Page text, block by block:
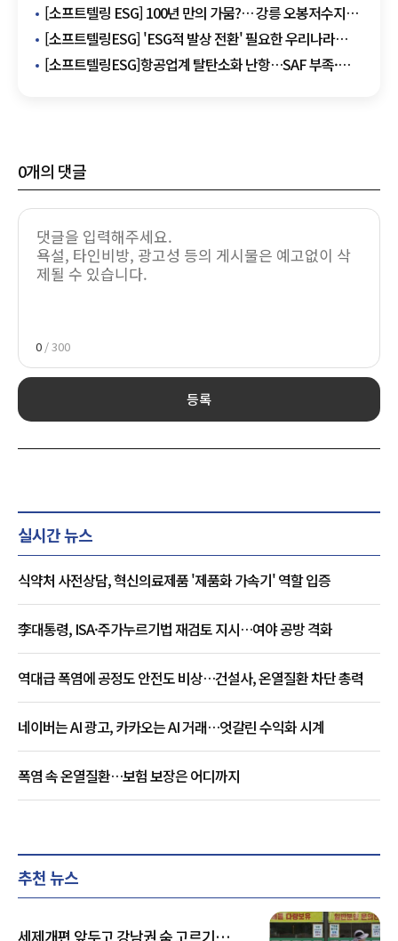
[소프트텔링 ESG] 100년 만의 가뭄?… 강릉 오봉저수지
고갈이 부른 '인재(人災)'의 경고
[소프트텔링ESG] 'ESG적 발상 전환' 필요한 우리나라
데이터센터 건설
[소프트텔링ESG]항공업계 탈탄소화 난항…SAF 부족·
0개의 댓글
0 / 300
등록
실시간 뉴스
식약처 사전상담, 혁신의료제품 '제품화 가속기' 역할 입증
李대통령, ISA·주가누르기법 재검토 지시…여야 공방 격화
역대급 폭염에 공정도 안전도 비상…건설사, 온열질환 차단 총력
네이버는 AI 광고, 카카오는 AI 거래…엇갈린 수익화 시계
폭염 속 온열질환…보험 보장은 어디까지
추천 뉴스
세제개편 앞두고 강남권 숨 고르기…